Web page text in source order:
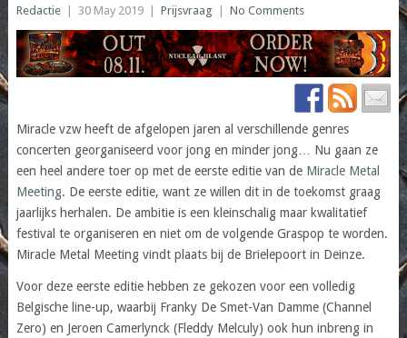
Redactie 30 May 2019 Prijsvraag No Comments
Miracle vzw heeft de afgelopen jaren al verschillende genres
concerten georganiseerd voor jong en minder jong… Nu gaan ze
een heel andere toer op met de eerste editie van de Miracle Metal
Meeting. De eerste editie, want ze willen dit in de toekomst graag
jaarlijks herhalen. De ambitie is een kleinschalig maar kwalitatief
festival te organiseren en niet om de volgende Graspop te worden.
Miracle Metal Meeting vindt plaats bij de Brielepoort in Deinze.
Voor deze eerste editie hebben ze gekozen voor een volledig
Belgische line-up, waarbij Franky De Smet-Van Damme (Channel
Zero) en Jeroen Camerlynck (Fleddy Melculy) ook hun inbreng in